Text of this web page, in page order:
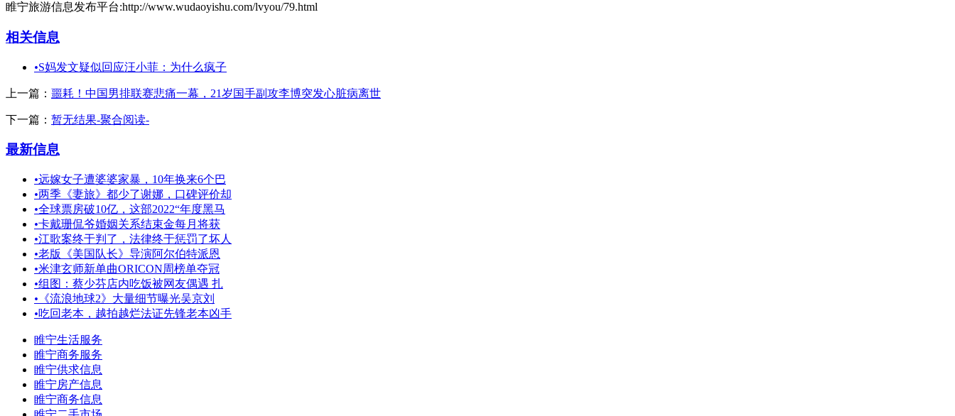
睢宁旅游信息发布平台:http://www.wudaoyishu.com/lvyou/79.html
相关信息
•S妈发文疑似回应汪小菲：为什么疯子
上一篇： 噩耗！中国男排联赛悲痛一幕，21岁国手副攻李博突发心脏病离世
下一篇： 暂无结果-聚合阅读-
最新信息
•远嫁女子遭婆婆家暴，10年换来6个巴
•两季《妻旅》都少了谢娜，口碑评价却
•全球票房破10亿，这部2022“年度黑马
•卡戴珊侃爷婚姻关系结束金每月将获
•江歌案终于判了，法律终于惩罚了坏人
•老版《美国队长》导演阿尔伯特派恩
•米津玄师新单曲ORICON周榜单夺冠
•组图：蔡少芬店内吃饭被网友偶遇 扎
• 《流浪地球2》大量细节曝光吴京刘
•吃回老本，越拍越烂法证先锋老本凶手
睢宁生活服务
睢宁商务服务
睢宁供求信息
睢宁房产信息
睢宁商务信息